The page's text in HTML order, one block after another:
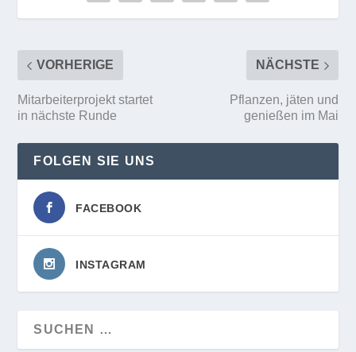
VORHERIGE
Mitarbeiterprojekt startet
in nächste Runde
NÄCHSTE
Pflanzen, jäten und
genießen im Mai
FOLGEN SIE UNS
FACEBOOK
INSTAGRAM